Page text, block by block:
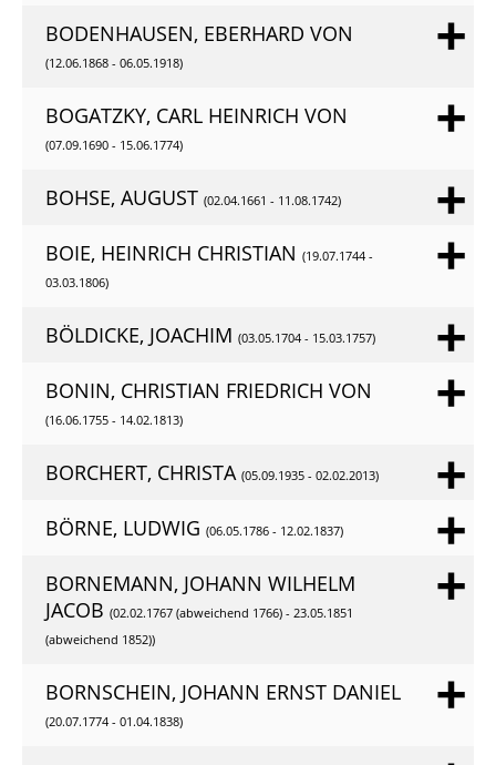
BODENHAUSEN, EBERHARD VON
(12.06.1868 - 06.05.1918)
BOGATZKY, CARL HEINRICH VON
(07.09.1690 - 15.06.1774)
BOHSE, AUGUST (02.04.1661 - 11.08.1742)
BOIE, HEINRICH CHRISTIAN (19.07.1744 -
03.03.1806)
BÖLDICKE, JOACHIM (03.05.1704 - 15.03.1757)
BONIN, CHRISTIAN FRIEDRICH VON
(16.06.1755 - 14.02.1813)
BORCHERT, CHRISTA (05.09.1935 - 02.02.2013)
BÖRNE, LUDWIG (06.05.1786 - 12.02.1837)
BORNEMANN, JOHANN WILHELM
JACOB (02.02.1767 (abweichend 1766) - 23.05.1851
(abweichend 1852))
BORNSCHEIN, JOHANN ERNST DANIEL
(20.07.1774 - 01.04.1838)